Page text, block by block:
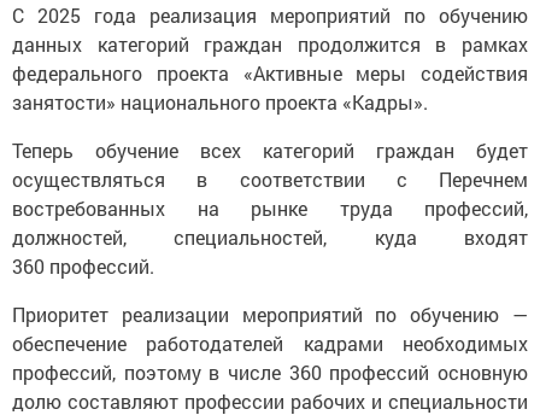
С 2025 года реализация мероприятий по обучению
данных категорий граждан продолжится в рамках
федерального проекта «Активные меры содействия
занятости» национального проекта «Кадры».
Теперь обучение всех категорий граждан будет
осуществляться в соответствии с Перечнем
востребованных на рынке труда профессий,
должностей, специальностей, куда входят
360 профессий.
Приоритет реализации мероприятий по обучению —
обеспечение работодателей кадрами необходимых
профессий, поэтому в числе 360 профессий основную
долю составляют профессии рабочих и специальности